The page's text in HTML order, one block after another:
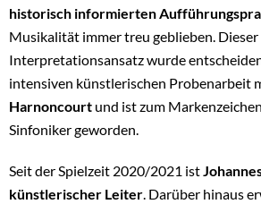
historisch informierten
Musikalität immer treu geblieben. Dieser
Interpretationsansatz wurde
intensiven künstlerischen Probenarbeit
Harnoncourt und ist zum
Sinfoniker geworden.
Seit der Spielzeit 2020/2021 ist
künstlerischer Leiter. Darüber hinaus